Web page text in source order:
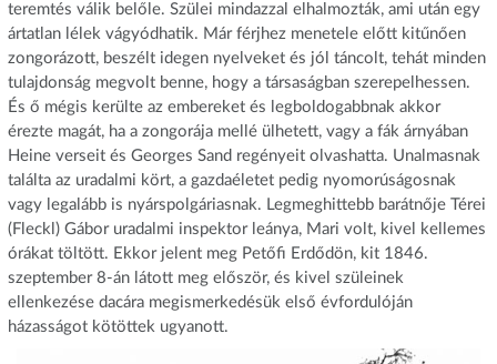
teremtés válik belőle. Szülei mindazzal elhalmozták, ami után egy
ártatlan lélek vágyódhatik. Már férjhez menetele előtt kitűnően
zongorázott, beszélt idegen nyelveket és jól táncolt, tehát minden
tulajdonság megvolt benne, hogy a társaságban szerepelhessen.
És ő mégis kerülte az embereket és legboldogabbnak akkor
érezte magát, ha a zongorája mellé ülhetett, vagy a fák árnyában
Heine verseit és Georges Sand regényeit olvashatta. Unalmasnak
találta az uradalmi kört, a gazdaéletet pedig nyomorúságosnak
vagy legalább is nyárspolgáriasnak. Legmeghittebb barátnője Térei
(Fleckl) Gábor uradalmi inspektor leánya, Mari volt, kivel kellemes
órákat töltött. Ekkor jelent meg Petőfi Erdődön, kit 1846.
szeptember 8-án látott meg először, és kivel szüleinek
ellenkezése dacára megismerkedésük első évfordulóján
házasságot kötöttek ugyanott.